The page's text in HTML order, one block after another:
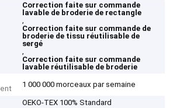
Correction faite sur commande
lavable de broderie de rectangle
,
Correction faite sur commande de
broderie de tissu réutilisable de
sergé
,
Correction faite sur commande
lavable réutilisable de broderie
1 000 000 morceaux par semaine
OEKO-TEX 100% Standard